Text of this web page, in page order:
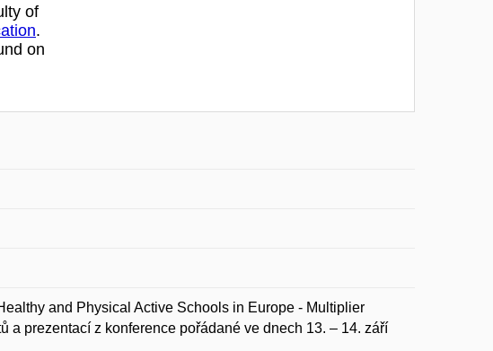
of
.
on
and Physical Active Schools in Europe - Multiplier
a prezentací z konference pořádané ve dnech 13. – 14. září